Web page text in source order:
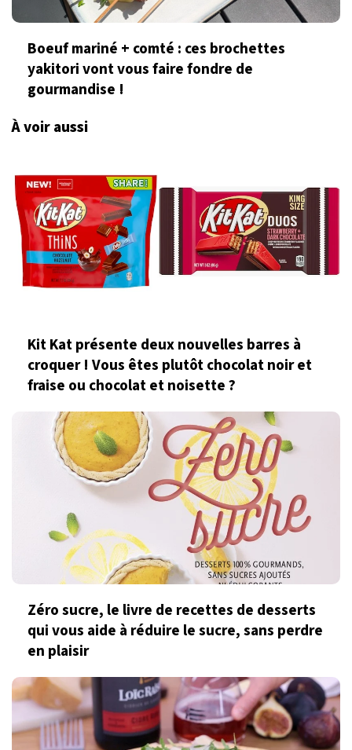
Boeuf mariné + comté : ces brochettes
yakitori vont vous faire fondre de
gourmandise !
À voir aussi
Kit Kat présente deux nouvelles barres à
croquer ! Vous êtes plutôt chocolat noir et
fraise ou chocolat et noisette ?
Zéro sucre, le livre de recettes de desserts
qui vous aide à réduire le sucre, sans perdre
en plaisir